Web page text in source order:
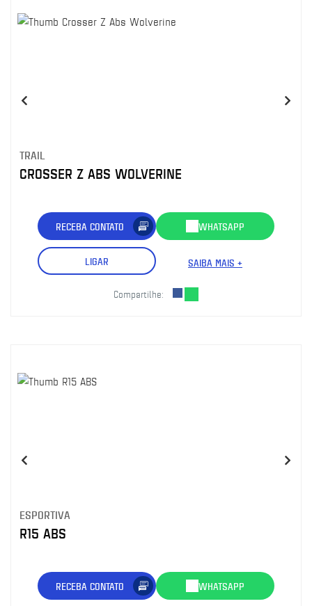
TRAIL
CROSSER Z ABS WOLVERINE
RECEBA CONTATO WHATSAPP
LIGAR SAIBA MAIS +
Compartilhe:
ESPORTIVA
R15 ABS
RECEBA CONTATO WHATSAPP